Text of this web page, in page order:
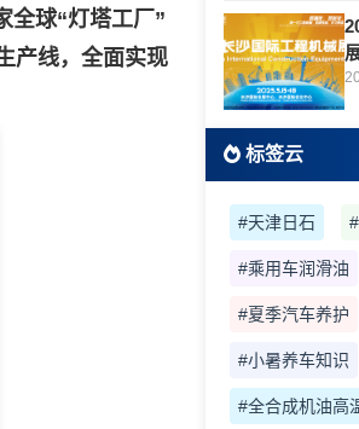
全球“灯塔工厂”
产线，全面实现
标签云
#天津日石
#乘用车润滑油
#夏季汽车养护
#小暑养车知识
#全合成机油高